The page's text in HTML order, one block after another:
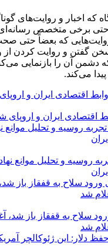
که اخبار و روایت‌های
حتی برخی متخصص
روایت‌هایی که بعضاً حتی
و روایت کردن از
دشمن آن را بازنمایی
می‌کند.
اقتصادی ایران و اروپای
روسیه و تحلیل موانع
سلاح به قفقاز باز شد،
شد